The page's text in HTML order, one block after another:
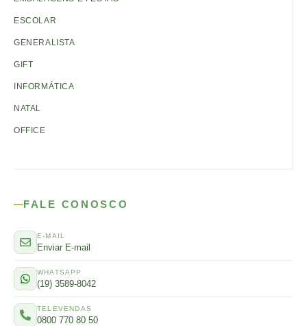
ESCOLAR
GENERALISTA
GIFT
INFORMÁTICA
NATAL
OFFICE
FALE CONOSCO
E-MAIL
Enviar E-mail
WHATSAPP
(19) 3589-8042
TELEVENDAS
0800 770 80 50